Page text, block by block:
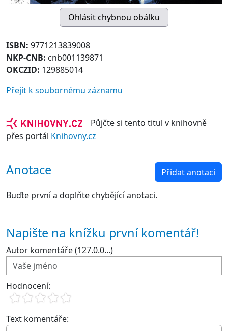
ISBN: 9771213839008
NKP-CNB: cnb001139871
OKCZID: 129885014
Přejít k soubornému záznamu
Půjčte si tento titul v knihovně
přes portál Knihovny.cz
Anotace Přidat anotaci
Buďte první a doplňte chybějící anotaci.
Napište na knížku první komentář!
Autor komentáře (127.0.0...)
Hodnocení:
Text komentáře: